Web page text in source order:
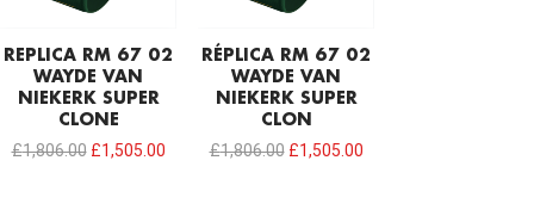
REPLICA RM 67 02
WAYDE VAN
NIEKERK SUPER
CLONE
£1,806.00 £1,505.00
RÉPLICA RM 67 02
WAYDE VAN
NIEKERK SUPER
CLON
£1,806.00 £1,505.00